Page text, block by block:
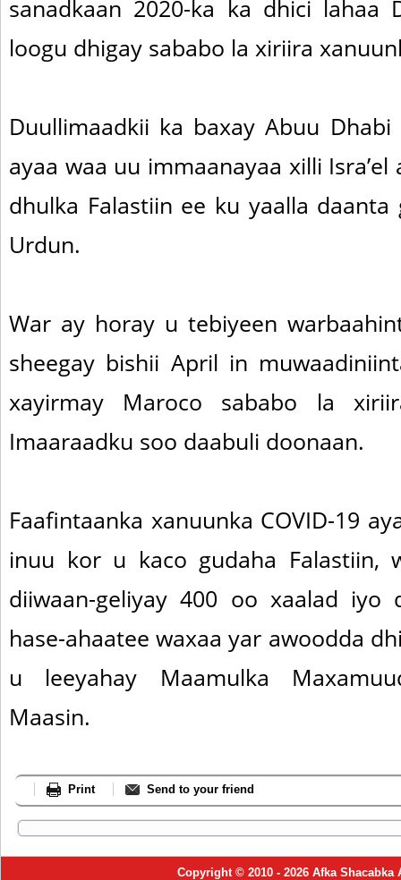
sanadkaan 2020-ka ka dhici lahaa
loogu dhigay sababo la xiriira
Duullimaadkii ka baxay Abuu
ayaa waa uu immaanayaa xilli
dhulka Falastiin ee ku yaalla daanta
Urdun.
War ay horay u tebiyeen
sheegay bishii April in
xayirmay Maroco sababo la
Imaaraadku soo daabuli doonaan.
Faafintaanka xanuunka COVID-19
inuu kor u kaco gudaha Falastiin,
diiwaan-geliyay 400 oo xaalad iyo
hase-ahaatee waxaa yar awoodda
u leeyahay Maamulka
Maasin.
Print Send to your friend
Copyright © 2010 - 2026 Afka